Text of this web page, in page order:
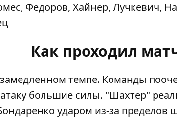
Федоров, Хайнер, Лучкевич,
Как проходил
темпе. Команды
большие силы. "Шахтер"
ударом из-за пределов